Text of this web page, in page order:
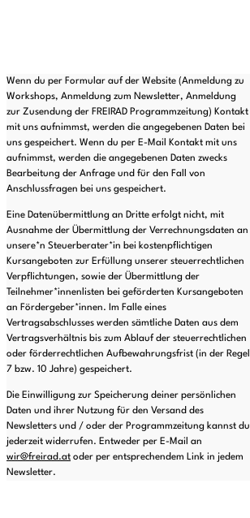
Wenn du per Formular auf der Website (Anmeldung zu
Workshops, Anmeldung zum Newsletter, Anmeldung
zur Zusendung der FREIRAD Programmzeitung) Kontakt
mit uns aufnimmst, werden die angegebenen Daten bei
uns gespeichert. Wenn du per E-Mail Kontakt mit uns
aufnimmst, werden die angegebenen Daten zwecks
Bearbeitung der Anfrage und für den Fall von
Anschlussfragen bei uns gespeichert.
Eine Datenübermittlung an Dritte erfolgt nicht, mit
Ausnahme der Übermittlung der Verrechnungsdaten an
unsere*n Steuerberater*in bei kostenpflichtigen
Kursangeboten zur Erfüllung unserer steuerrechtlichen
Verpflichtungen, sowie der Übermittlung der
Teilnehmer*innenlisten bei geförderten Kursangeboten
an Fördergeber*innen. Im Falle eines
Vertragsabschlusses werden sämtliche Daten aus dem
Vertragsverhältnis bis zum Ablauf der steuerrechtlichen
oder förderrechtlichen Aufbewahrungsfrist (in der Regel
7 bzw. 10 Jahre) gespeichert.
Die Einwilligung zur Speicherung deiner persönlichen
Daten und ihrer Nutzung für den Versand des
Newsletters und / oder der Programmzeitung kannst du
jederzeit widerrufen. Entweder per E-Mail an
wir@freirad.at oder per entsprechendem Link in jedem
Newsletter.